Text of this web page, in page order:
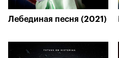
Лебединая песня (2021)